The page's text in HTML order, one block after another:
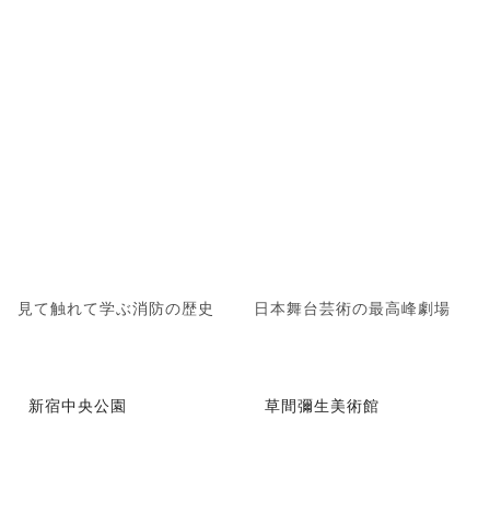
見て触れて学ぶ消防の歴史 日本舞台芸術の最高峰劇場
新宿中央公園 草間彌生美術館